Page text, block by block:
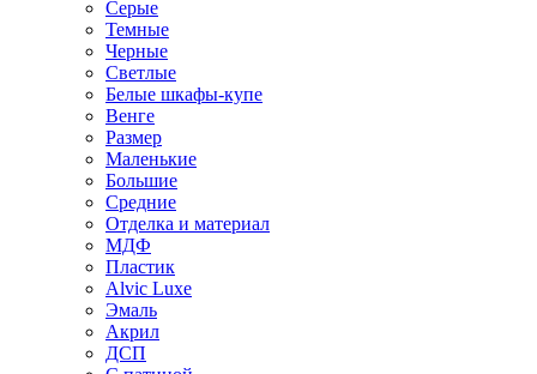
Серые
Темные
Черные
Светлые
Белые шкафы-купе
Венге
Размер
Маленькие
Большие
Средние
Отделка и материал
МДФ
Пластик
Alvic Luxe
Эмаль
Акрил
ДСП